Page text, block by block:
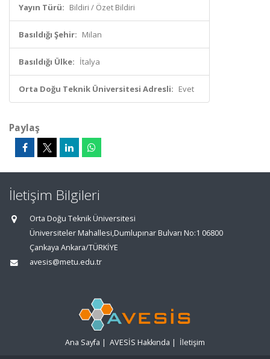
Yayın Türü: Bildiri / Özet Bildiri
Basıldığı Şehir: Milan
Basıldığı Ülke: İtalya
Orta Doğu Teknik Üniversitesi Adresli: Evet
Paylaş
İletişim Bilgileri
Orta Doğu Teknik Üniversitesi
Üniversiteler Mahallesi,Dumlupınar Bulvarı No:1 06800
Çankaya Ankara/TÜRKİYE
avesis@metu.edu.tr
Ana Sayfa | AVESİS Hakkında | İletişim